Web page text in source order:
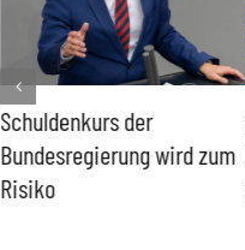
Schuldenkurs der
Bundesregierung wird zum
Risiko